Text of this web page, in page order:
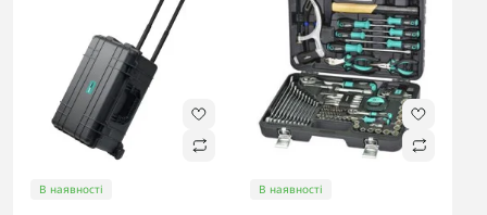
В наявності В наявності